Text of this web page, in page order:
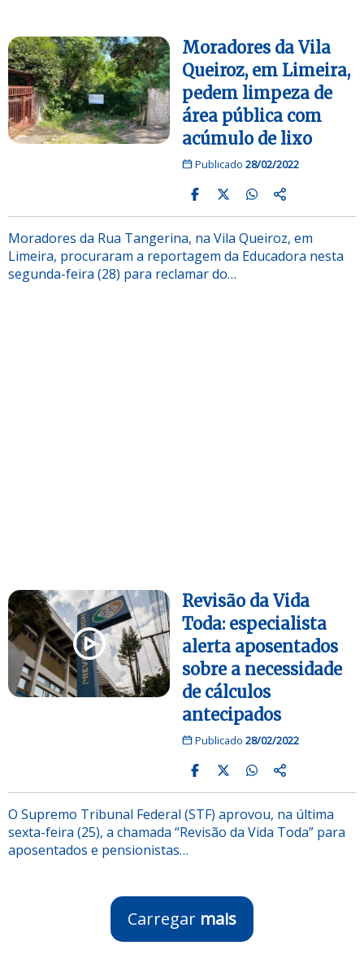
Moradores da Vila
Queiroz, em Limeira,
pedem limpeza de
área pública com
acúmulo de lixo
Publicado 28/02/2022
Moradores da Rua Tangerina, na Vila Queiroz, em
Limeira, procuraram a reportagem da Educadora nesta
segunda-feira (28) para reclamar do…
Revisão da Vida
Toda: especialista
alerta aposentados
sobre a necessidade
de cálculos
antecipados
Publicado 28/02/2022
O Supremo Tribunal Federal (STF) aprovou, na última
sexta-feira (25), a chamada “Revisão da Vida Toda” para
aposentados e pensionistas…
Carregar mais